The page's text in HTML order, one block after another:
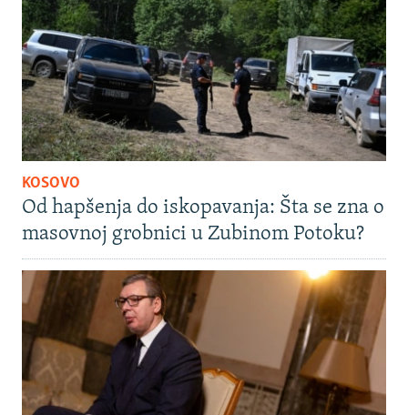
KOSOVO
Od hapšenja do iskopavanja: Šta se zna o
masovnoj grobnici u Zubinom Potoku?